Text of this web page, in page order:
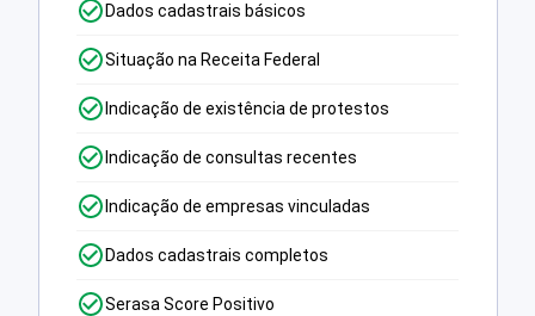
Dados cadastrais básicos
Situação na Receita Federal
Indicação de existência de protestos
Indicação de consultas recentes
Indicação de empresas vinculadas
Dados cadastrais completos
Serasa Score Positivo